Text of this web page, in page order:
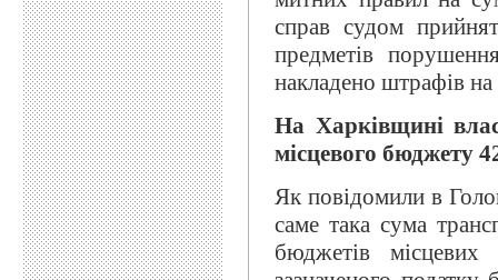
справ судом
предметів
накладено штрафів
На Харківщині
місцевого бюджету
Як повідомили в
саме така сума
бюджетів